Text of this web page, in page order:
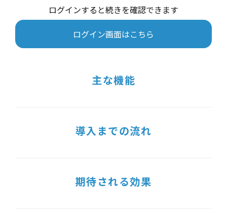
ログインすると続きを確認できます
ログイン画面はこちら
主な機能
導入までの流れ
期待される効果